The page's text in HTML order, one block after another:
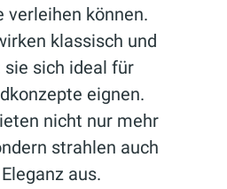
verleihen können.
klassisch und
sich ideal für
eignen.
nicht nur mehr
strahlen auch
aus.